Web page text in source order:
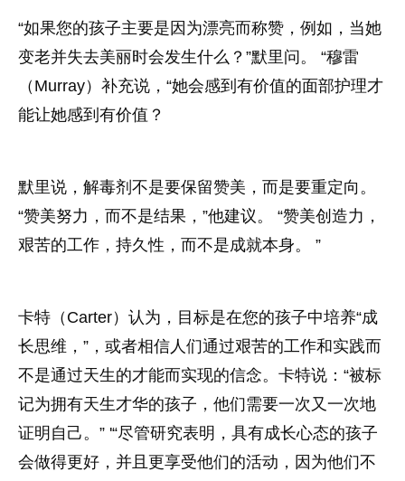
“如果您的孩子主要是因为漂亮而称赞，例如，当她
变老并失去美丽时会发生什么？”默里问。 “穆雷
（Murray）补充说，“她会感到有价值的面部护理才
能让她感到有价值？
默里说，解毒剂不是要保留赞美，而是要重定向。
“赞美努力，而不是结果，”他建议。 “赞美创造力，
艰苦的工作，持久性，而不是成就本身。 ”
卡特（Carter）认为，目标是在您的孩子中培养“成
长思维，”，或者相信人们通过艰苦的工作和实践而
不是通过天生的才能而实现的信念。卡特说：“被标
记为拥有天生才华的孩子，他们需要一次又一次地
证明自己。” '“尽管研究表明，具有成长心态的孩子
会做得更好，并且更享受他们的活动，因为他们不